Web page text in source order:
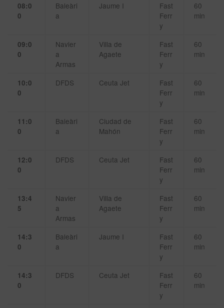
08:0
0
Baleàri
a
Jaume I
Fast
Ferr
y
60
min
09:0
0
Navier
a
Armas
Villa de
Agaete
Fast
Ferr
y
60
min
10:0
0
DFDS Ceuta Jet
Fast
Ferr
y
60
min
11:0
0
Baleàri
a
Ciudad de
Mahón
Fast
Ferr
y
60
min
12:0
0
DFDS Ceuta Jet
Fast
Ferr
y
60
min
13:4
5
Navier
a
Armas
Villa de
Agaete
Fast
Ferr
y
60
min
14:3
0
Baleàri
a
Jaume I
Fast
Ferr
y
60
min
14:3
0
DFDS Ceuta Jet
Fast
Ferr
y
60
min